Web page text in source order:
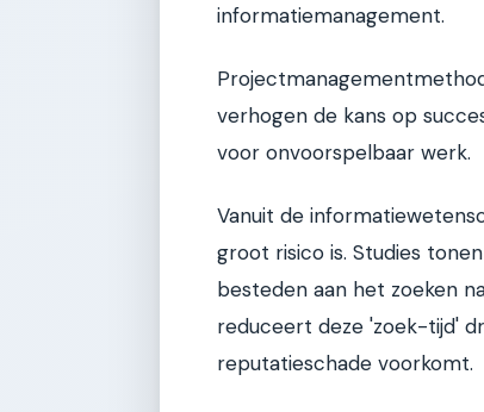
informatiemanagement.
verhogen de kans op
voor onvoorspelbaar werk.
Vanuit de
groot risico is. Studies
besteden aan het zoeken
reduceert deze 'zoek-tijd'
reputatieschade voorkomt.